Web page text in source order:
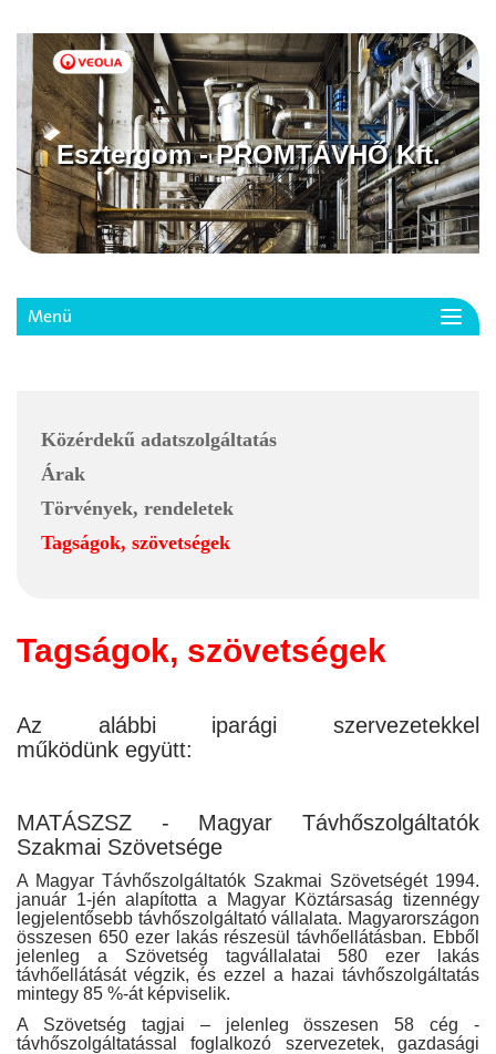
Esztergom - PROMTÁVHŐ Kft.
Menü
Közérdekű adatszolgáltatás
Árak
Törvények, rendeletek
Tagságok, szövetségek
Tagságok, szövetségek
Az alábbi iparági szervezetekkel
működünk együtt:
MATÁSZSZ - Magyar Távhőszolgáltatók
Szakmai Szövetsége
A Magyar Távhőszolgáltatók Szakmai Szövetségét 1994.
január 1-jén alapította a Magyar Köztársaság tizennégy
legjelentősebb távhőszolgáltató vállalata. Magyarországon
összesen 650 ezer lakás részesül távhőellátásban. Ebből
jelenleg a Szövetség tagvállalatai 580 ezer lakás
távhőellátását végzik, és ezzel a hazai távhőszolgáltatás
mintegy 85 %-át képviselik.
A Szövetség tagjai – jelenleg összesen 58 cég -
távhőszolgáltatással foglalkozó szervezetek, gazdasági